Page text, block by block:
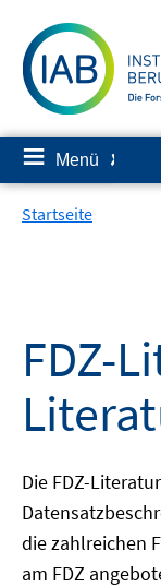
zum
Inhalt
≡ Menü ✘
Startseite
FDZ-
Die FDZ-
die zahlreichen
am FDZ